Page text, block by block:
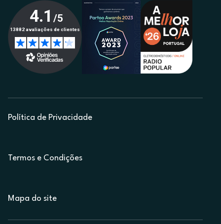
Política de Privacidade
Termos e Condições
Mapa do site